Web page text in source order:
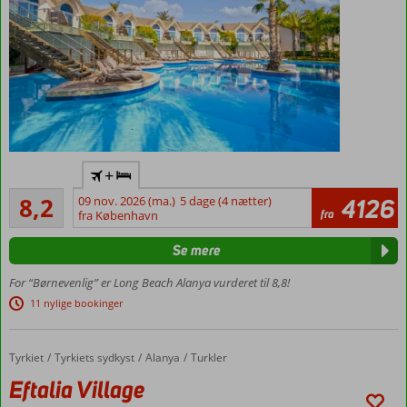
til
Gazipasa
Flere vandland
vandrutsjebaner
Lækker
af
Familiesuite
8,2
Meget godt
645
anmeldelser
+
09 nov. 2026 (ma.) 5 dage (4 nætter)
fra København
fra 4126
For “Børnevenlig” er Long Beach Alanya vurderet til 8,8!
11 nylige bookinger
Se mere
Forside
Tyrkiet Tyrkiets sydkyst Alanya Turkler
Eftalia Village
Eftalia Village